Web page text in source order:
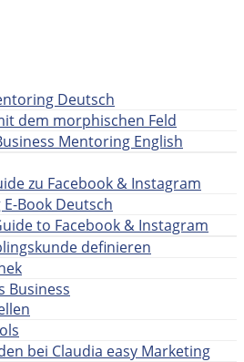
Deutsch
dem morphischen Feld
Mentoring English
zu Facebook & Instagram
Book Deutsch
to Facebook & Instagram
definieren
Business
bei Claudia easy Marketing